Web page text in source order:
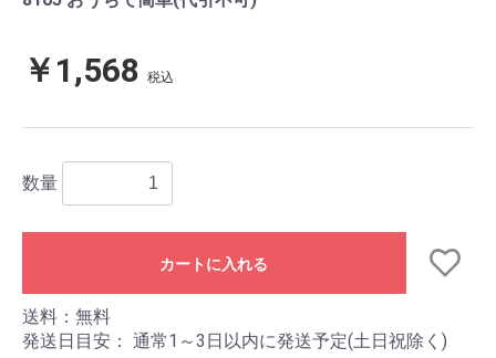
￥1,568 税込
数量
カートに入れる
送料：無料
発送日目安： 通常1～3日以内に発送予定(土日祝除く)